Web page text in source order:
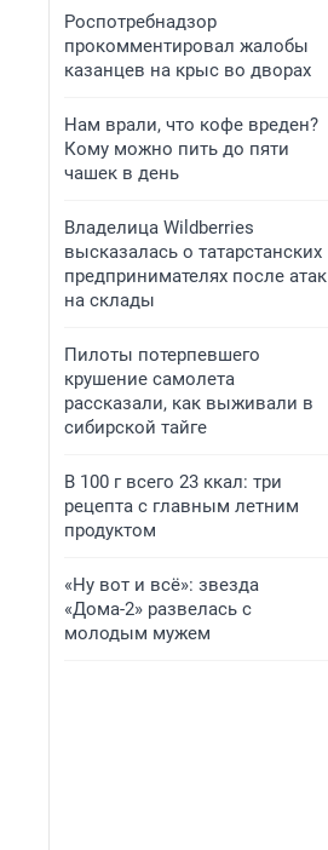
Роспотребнадзор
прокомментировал жалобы
казанцев на крыс во дворах
Нам врали, что кофе вреден?
Кому можно пить до пяти
чашек в день
Владелица Wildberries
высказалась о татарстанских
предпринимателях после атак
на склады
Пилоты потерпевшего
крушение самолета
рассказали, как выживали в
сибирской тайге
В 100 г всего 23 ккал: три
рецепта с главным летним
продуктом
«Ну вот и всё»: звезда
«Дома-2» развелась с
молодым мужем